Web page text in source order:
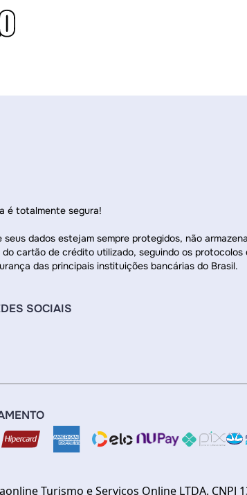
é totalmente segura!
seus dados estejam sempre protegidos, não
do cartão de crédito utilizado, seguindo os protocolos
das principais instituições bancárias do Brasil.
SOCIAIS
Turismo e Serviços Online LTDA. CNPJ